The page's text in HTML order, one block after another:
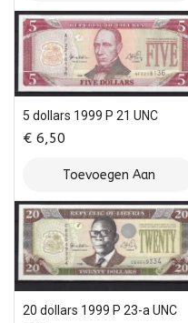
Winkelwagen
5 dollars 1999 P 21 UNC
€ 6,50
Toevoegen Aan
Winkelwagen
20 dollars 1999 P 23-a UNC